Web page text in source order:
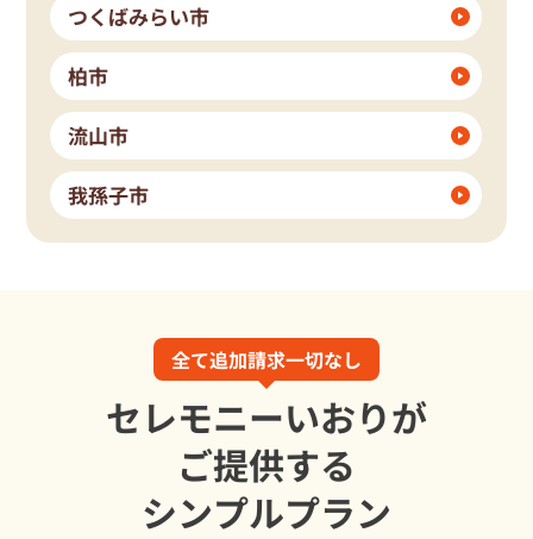
つくばみらい市
柏市
流山市
我孫子市
全て追加請求一切なし
セレモニーいおりが
ご提供する
シンプルプラン